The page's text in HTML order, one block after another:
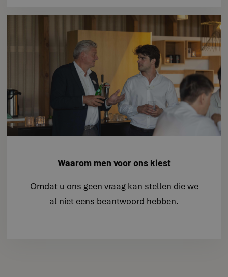
Waarom men voor ons kiest
Omdat u ons geen vraag kan stellen die we
al niet eens beantwoord hebben.